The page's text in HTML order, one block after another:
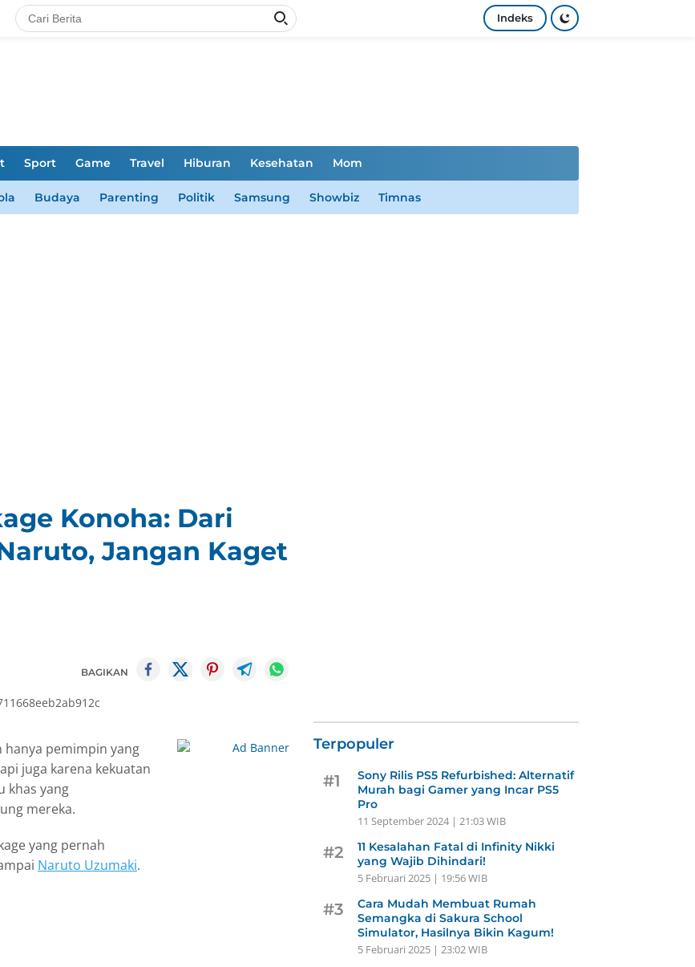
Indeks
Sport Game Travel Hiburan Kesehatan Mom
Budaya Parenting Politik Samsung Showbiz Timnas
Konoha: Dari
Jangan Kaget
BAGIKAN
hanya pemimpin yang
juga karena kekuatan
khas yang
mereka.
yang pernah
Naruto Uzumaki.
Terpopuler
#1
Sony Rilis PS5 Refurbished: Alternatif
Murah bagi Gamer yang Incar PS5
Pro
11 September 2024 | 21:03 WIB
#2
11 Kesalahan Fatal di Infinity Nikki
yang Wajib Dihindari!
5 Februari 2025 | 19:56 WIB
#3
Cara Mudah Membuat Rumah
Semangka di Sakura School
Simulator, Hasilnya Bikin Kagum!
5 Februari 2025 | 23:02 WIB